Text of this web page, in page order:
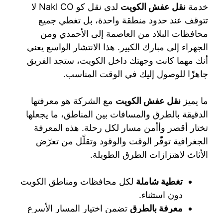
خدمة نقل عفش الكويت
لدى نقل كو Nakl CO لا
تتوقف عند حدود منطقة واحدة، بل تغطي جميع
محافظات البلاد من العاصمة إلى الأحمدي ومن
الجهراء إلى مبارك الكبير. هذا الانتشار الواسع يعني
أنك مهما كانت وجهتك داخل الكويت، ستجد الفريق
جاهزًا للوصول إليك في الوقت المناسب.
ما يميز نقل عفش الكويت مع الشركة هو معرفتها
الدقيقة بالطرق والمسافات بين المناطق، ما يجعلها
تختار أقصر وأأمن مسار لكل رحلة. هذه المعرفة
الجغرافية توفّر الوقت والوقود وتقلّل من تعرّض
الأثاث لاهتزازات الطرق الطويلة.
تغطية شاملة لكل محافظات ومناطق الكويت
دون استثناء.
معرفة بالطرق تضمن اختيار المسار الأسرع